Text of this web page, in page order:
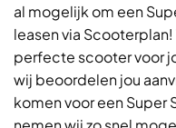
al mogelijk om een
leasen via
perfecte scooter voor
wij beoordelen jou
komen voor een Super